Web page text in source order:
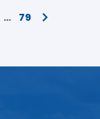
… 79